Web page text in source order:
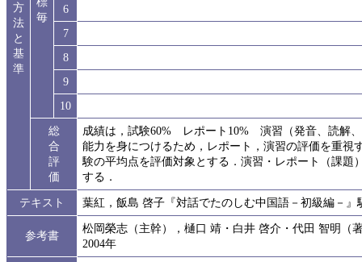
方
法
と
基
準
毎
6
7
8
9
10
総
合
評
価
成績は，試験60% レポート10% 演習（発音、読解
能力を身につけるため，レポート，演習の評価を重
験の平均点を評価対象とする．演習・レポート（課題
する．
テキスト
葉紅，飯島 啓子『対話でたのしむ中国語－初級編－』
参考書
松岡榮志（主幹），樋口 靖・白井 啓介・代田 智明（
2004年